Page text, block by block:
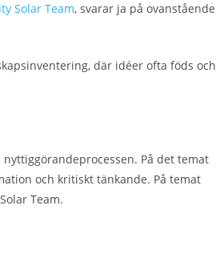
Solar Team, svarar ja på ovanstående
där idéer ofta föds och
På det temat
och kritiskt tänkande. På temat
Team.